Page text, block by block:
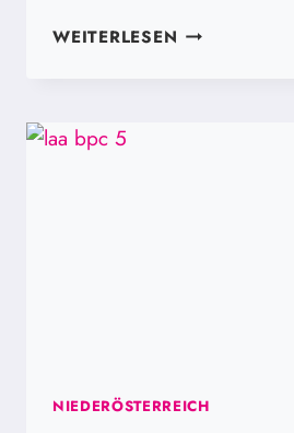
WEITERLESEN TAG
NIEDERÖSTERREICH